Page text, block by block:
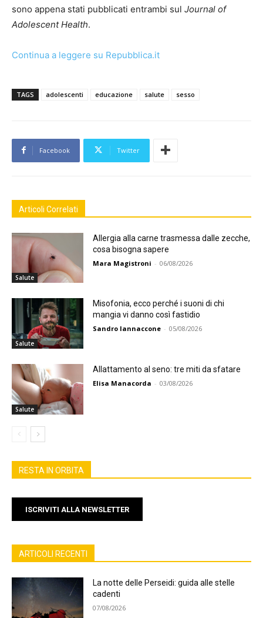
sono appena stati pubblicati entrambi sul Journal of
Adolescent Health.
Continua a leggere su Repubblica.it
TAGS adolescenti educazione salute sesso
Facebook Twitter
Articoli Correlati
Salute
Allergia alla carne trasmessa dalle zecche,
cosa bisogna sapere
Mara Magistroni - 06/08/2026
Salute
Misofonia, ecco perché i suoni di chi
mangia vi danno così fastidio
Sandro Iannaccone - 05/08/2026
Salute
Allattamento al seno: tre miti da sfatare
Elisa Manacorda - 03/08/2026
RESTA IN ORBITA
ISCRIVITI ALLA NEWSLETTER
ARTICOLI RECENTI
La notte delle Perseidi: guida alle stelle
cadenti
07/08/2026